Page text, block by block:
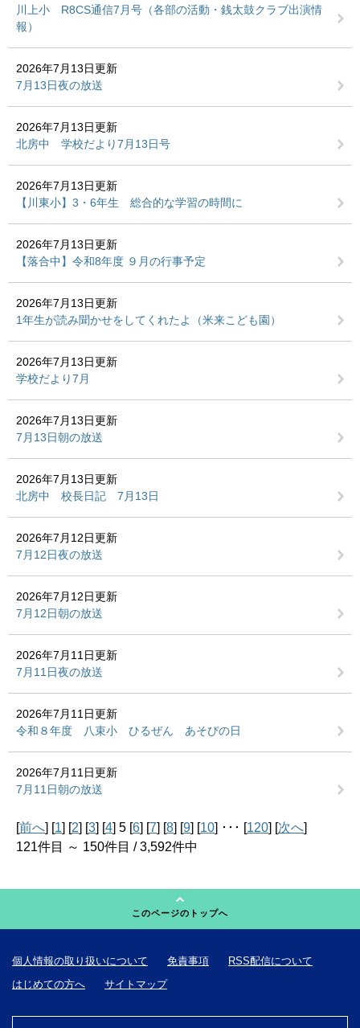
川上小 R8CS通信7月号（各部の活動・銭太鼓クラブ出演情
報）
2026年7月13日更新
7月13日夜の放送
2026年7月13日更新
北房中 学校だより7月13日号
2026年7月13日更新
【川東小】3・6年生 総合的な学習の時間に
2026年7月13日更新
【落合中】令和8年度 ９月の行事予定
2026年7月13日更新
1年生が読み聞かせをしてくれたよ（米来こども園）
2026年7月13日更新
学校だより7月
2026年7月13日更新
7月13日朝の放送
2026年7月13日更新
北房中 校長日記 7月13日
2026年7月12日更新
7月12日夜の放送
2026年7月12日更新
7月12日朝の放送
2026年7月11日更新
7月11日夜の放送
2026年7月11日更新
令和８年度 八束小 ひるぜん あそびの日
2026年7月11日更新
7月11日朝の放送
[前へ] [1] [2] [3] [4] 5 [6] [7] [8] [9] [10] ･･･ [120] [次へ]
121件目 ～ 150件目 / 3,592件中
このページのトップへ
個人情報の取り扱いについて 免責事項
RSS配信について
はじめての方へ
サイトマップ